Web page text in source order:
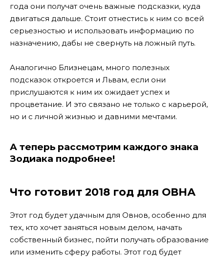
года они получат очень важные подсказки, куда
двигаться дальше. Стоит отнестись к ним со всей
серьезностью и использовать информацию по
назначению, дабы не свернуть на ложный путь.
Аналогично Близнецам, много полезных
подсказок откроется и Львам, если они
прислушаются к ним их ожидает успех и
процветание. И это связано не только с карьерой,
но и с личной жизнью и давними мечтами.
А теперь рассмотрим каждого знака
Зодиака подробнее!
Что готовит 2018 год для ОВНА
Этот год будет удачным для Овнов, особенно для
тех, кто хочет заняться новым делом, начать
собственный бизнес, пойти получать образование
или изменить сферу работы. Этот год будет